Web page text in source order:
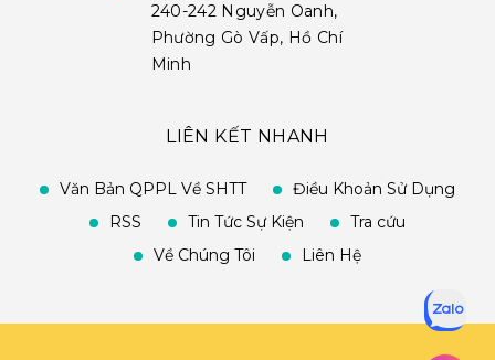
240-242 Nguyễn Oanh,
Phường Gò Vấp, Hồ Chí
Minh
LIÊN KẾT NHANH
Văn Bản QPPL Về SHTT
Điều Khoản Sử Dụng
RSS
Tin Tức Sự Kiện
Tra cứu
Về Chúng Tôi
Liên Hệ